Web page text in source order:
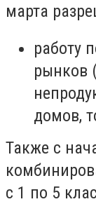
марта
работу
рынков
домов,
Также с
с 1 по 5